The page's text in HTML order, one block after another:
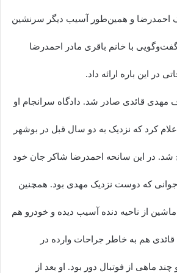
احمدرضا و همین‌طور آسیب دیگر سرنشین
با خانم باقری مادر احمدرضا
در این باره ارائه داد.
مهدی قائدی صادر شد. دادگاه سرانجام او
را راننده خودرو MVM اعلام کرد که نزدیک به دو سال قبل در بوشهر
شد. در این سانحه احمدرضا شاکر جان خود
که دوست نزدیک مهدی بود. همچنین
از ناحیه دنده آسیب دیده و خودرو هم
هم به خاطر جراحات وارده در
ماهی از فوتبال دور بود. او بعد از